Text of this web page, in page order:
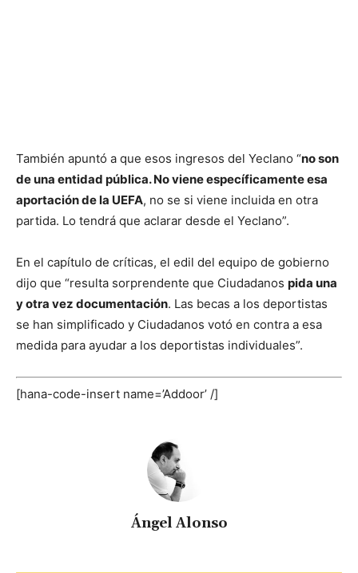
También apuntó a que esos ingresos del Yeclano “no son
de una entidad pública. No viene específicamente esa
aportación de la UEFA, no se si viene incluida en otra
partida. Lo tendrá que aclarar desde el Yeclano”.
En el capítulo de críticas, el edil del equipo de gobierno
dijo que “resulta sorprendente que Ciudadanos pida una
y otra vez documentación. Las becas a los deportistas
se han simplificado y Ciudadanos votó en contra a esa
medida para ayudar a los deportistas individuales”.
[hana-code-insert name=’Addoor’ /]
Ángel Alonso